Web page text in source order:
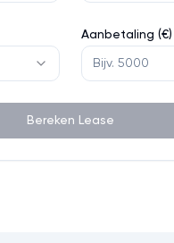
Aanbetaling (€)
Bereken Lease